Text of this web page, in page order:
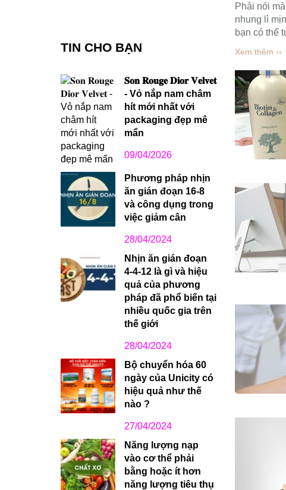
Phải nói
nhung lì
bạn có thể
Xem thêm ››
TIN CHO BẠN
𝐒𝐨𝐧 𝐑𝐨𝐮𝐠𝐞 𝐃𝐢𝐨𝐫 𝐕𝐞𝐥𝐯𝐞𝐭
- Vỏ nắp nam châm
hít mới nhất với
packaging đẹp mê
mẩn
09/04/2026
Phương pháp nhịn
ăn gián đoạn 16-8
và công dụng trong
việc giảm cân
28/04/2024
Nhịn ăn gián đoạn
4-4-12 là gì và hiệu
quả của phương
pháp đã phổ biến tại
nhiều quốc gia trên
thế giới
28/04/2024
Bộ chuyển hóa 60
ngày của Unicity có
hiệu quả như thế
nào ?
27/04/2024
Năng lượng nạp
vào cơ thể phải
bằng hoặc ít hơn
năng lượng tiêu thụ